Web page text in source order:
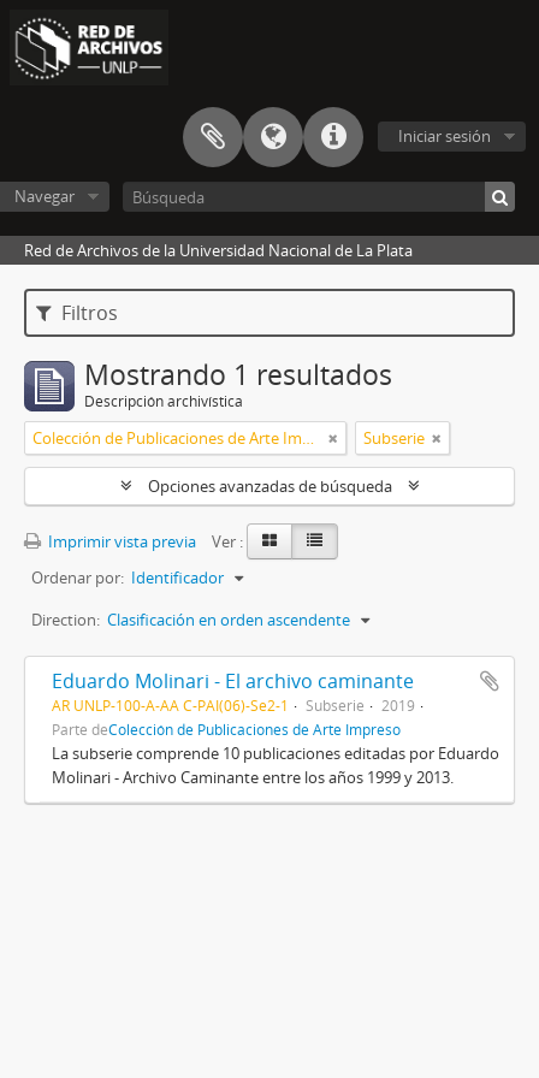
Iniciar sesión
Navegar
Red de Archivos de la Universidad Nacional de La Plata
Filtros
Mostrando 1 resultados
Descripción archivística
Colección de Publicaciones de Arte Impreso Subserie
Opciones avanzadas de búsqueda
Imprimir vista previa
Ver :
Ordenar por: Identificador
Direction: Clasificación en orden ascendente
Eduardo Molinari - El archivo caminante
AR UNLP-100-A-AA C-PAI(06)-Se2-1 Subserie
2019
Parte deColección de Publicaciones de Arte Impreso
La subserie comprende 10 publicaciones editadas por Eduardo
Molinari - Archivo Caminante entre los años 1999 y 2013.